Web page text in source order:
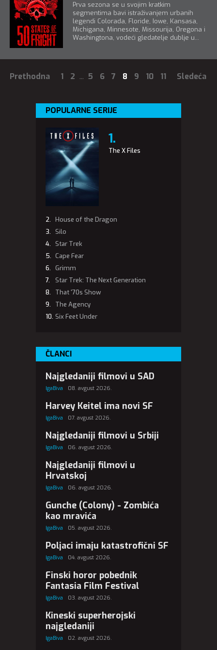
Prva sezona se u svojim kratkim
segmentima bavi istraživanjem urbanih
legendi Colorada, Floride, Iowe, Kansasa,
Michigana, Minnesote, Missourija, Oregona i
Washingtona, vodeći gledatelje dublje u...
Prethodna 1 2 ... 5 6 7 8 9 10 11 Sledeća
POPULARNE SERIJE
The X Files
House of the Dragon
Silo
Star Trek
Cape Fear
Grimm
Star Trek: The Next Generation
That '70s Show
The Agency
Six Feet Under
ČLANCI
Najgledaniji filmovi u SAD
IgaBiva 08. avgust 2026.
Harvey Keitel ima novi SF
IgaBiva 07. avgust 2026.
Najgledaniji filmovi u Srbiji
IgaBiva 06. avgust 2026.
Najgledaniji filmovi u
Hrvatskoj
IgaBiva 06. avgust 2026.
Gunche (Colony) - Zombića
kao mravića
IgaBiva 05. avgust 2026.
Poljaci imaju katastrofični SF
IgaBiva 04. avgust 2026.
Finski horor pobednik
Fantasia Film Festival
IgaBiva 03. avgust 2026.
Kineski superherojski
najgledaniji
IgaBiva 02. avgust 2026.